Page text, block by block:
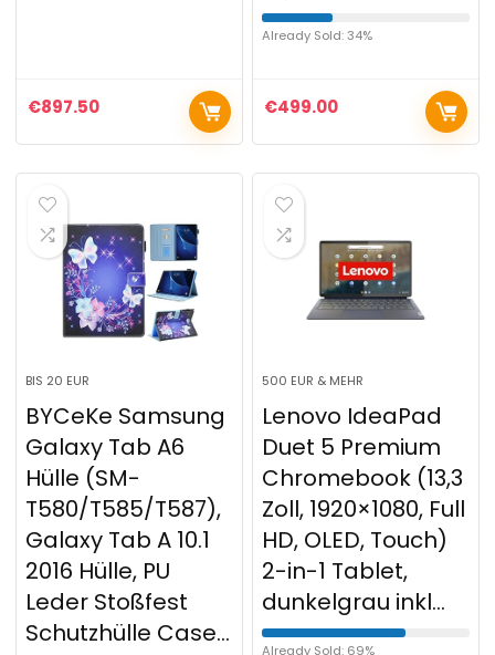
€897.50
Already Sold: 34%
€499.00
BIS 20 EUR
BYCeKe Samsung
Galaxy Tab A6
Hülle (SM-
T580/T585/T587),
Galaxy Tab A 10.1
2016 Hülle, PU
Leder Stoßfest
Schutzhülle Case…
500 EUR & MEHR
Lenovo IdeaPad
Duet 5 Premium
Chromebook (13,3
Zoll, 1920×1080, Full
HD, OLED, Touch)
2-in-1 Tablet,
dunkelgrau inkl…
Already Sold: 69%